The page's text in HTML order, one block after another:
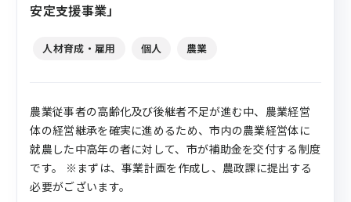
安定支援事業」
人材育成・雇用 個人 農業
農業従事者の高齢化及び後継者不足が進む中、農業経営
体の経営継承を確実に進めるため、市内の農業経営体に
就農した中高年の者に対して、市が補助金を交付する制度
です。 ※まずは、事業計画を作成し、農政課に提出する
必要がございます。